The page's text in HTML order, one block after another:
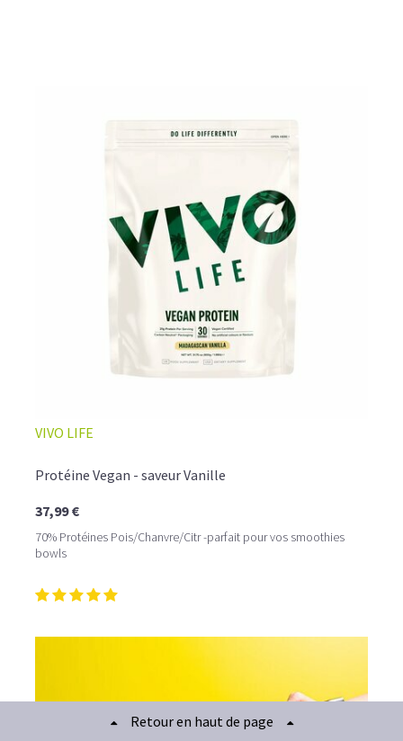
VIVO LIFE
Protéine Vegan - saveur Vanille
37,99 €
70% Protéines Pois/Chanvre/Citr -parfait pour vos smoothies
bowls
Retour en haut de page